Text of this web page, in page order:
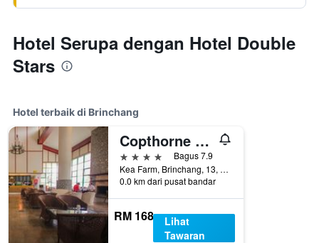
Hotel Serupa dengan Hotel Double
Stars
Hotel terbaik di Brinchang
Copthorne Hotel Cameron Highlands
4 bintang
Bagus 7.9
Kea Farm, Brinchang, 13, Brinchang, Malaysia
0.0 km dari pusat bandar
RM 168
Lihat
Tawaran